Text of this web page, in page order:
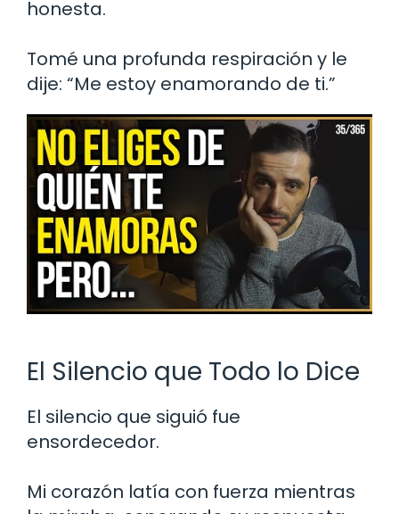
honesta.
Tomé una profunda respiración y le
dije: “Me estoy enamorando de ti.”
El Silencio que Todo lo Dice
El silencio que siguió fue
ensordecedor.
Mi corazón latía con fuerza mientras